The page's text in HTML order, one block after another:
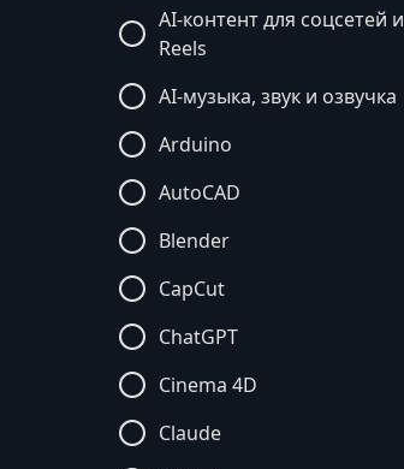
AI-контент для соцсетей и
Reels
AI-музыка, звук и озвучка
Arduino
AutoCAD
Blender
CapCut
ChatGPT
Cinema 4D
Claude